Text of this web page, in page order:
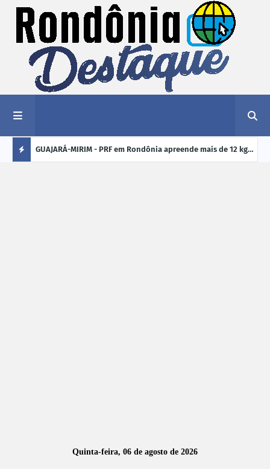
kg de GUAJARÁ-MIRIM - PRF em Rondônia apreende mais de 12 kg
Quinta-feira, 06 de agosto de 2026